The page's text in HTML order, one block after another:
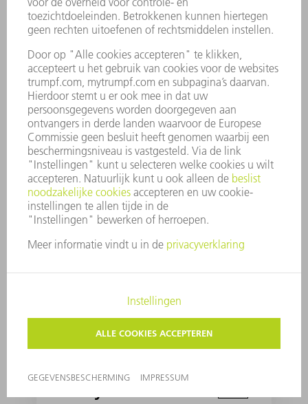
We're not putting on a
show here
Digitally building the